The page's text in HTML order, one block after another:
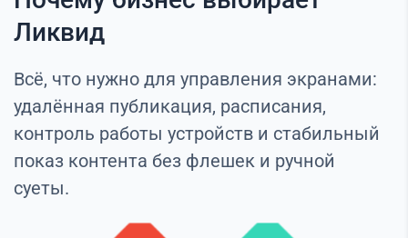
Ликвид
Всё, что нужно для управления экранами:
удалённая публикация, расписания,
контроль работы устройств и стабильный
показ контента без флешек и ручной
суеты.